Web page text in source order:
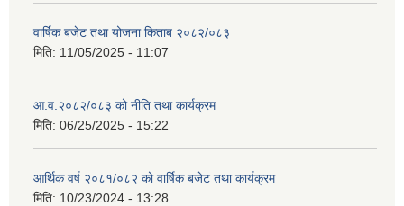
वार्षिक बजेट तथा योजना किताब २०८२/०८३
मिति: 11/05/2025 - 11:07
आ.व.२०८२/०८३ को नीति तथा कार्यक्रम
मिति: 06/25/2025 - 15:22
आर्थिक वर्ष २०८१/०८२ को वार्षिक बजेट तथा कार्यक्रम
मिति: 10/23/2024 - 13:28